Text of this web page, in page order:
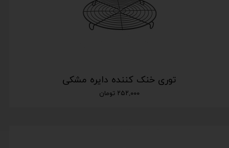
توری خنک کننده دایره مشکی
۲۵۲,۰۰۰ تومان